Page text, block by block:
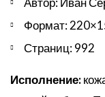
Формат:
Страниц: 992
Исполнение: